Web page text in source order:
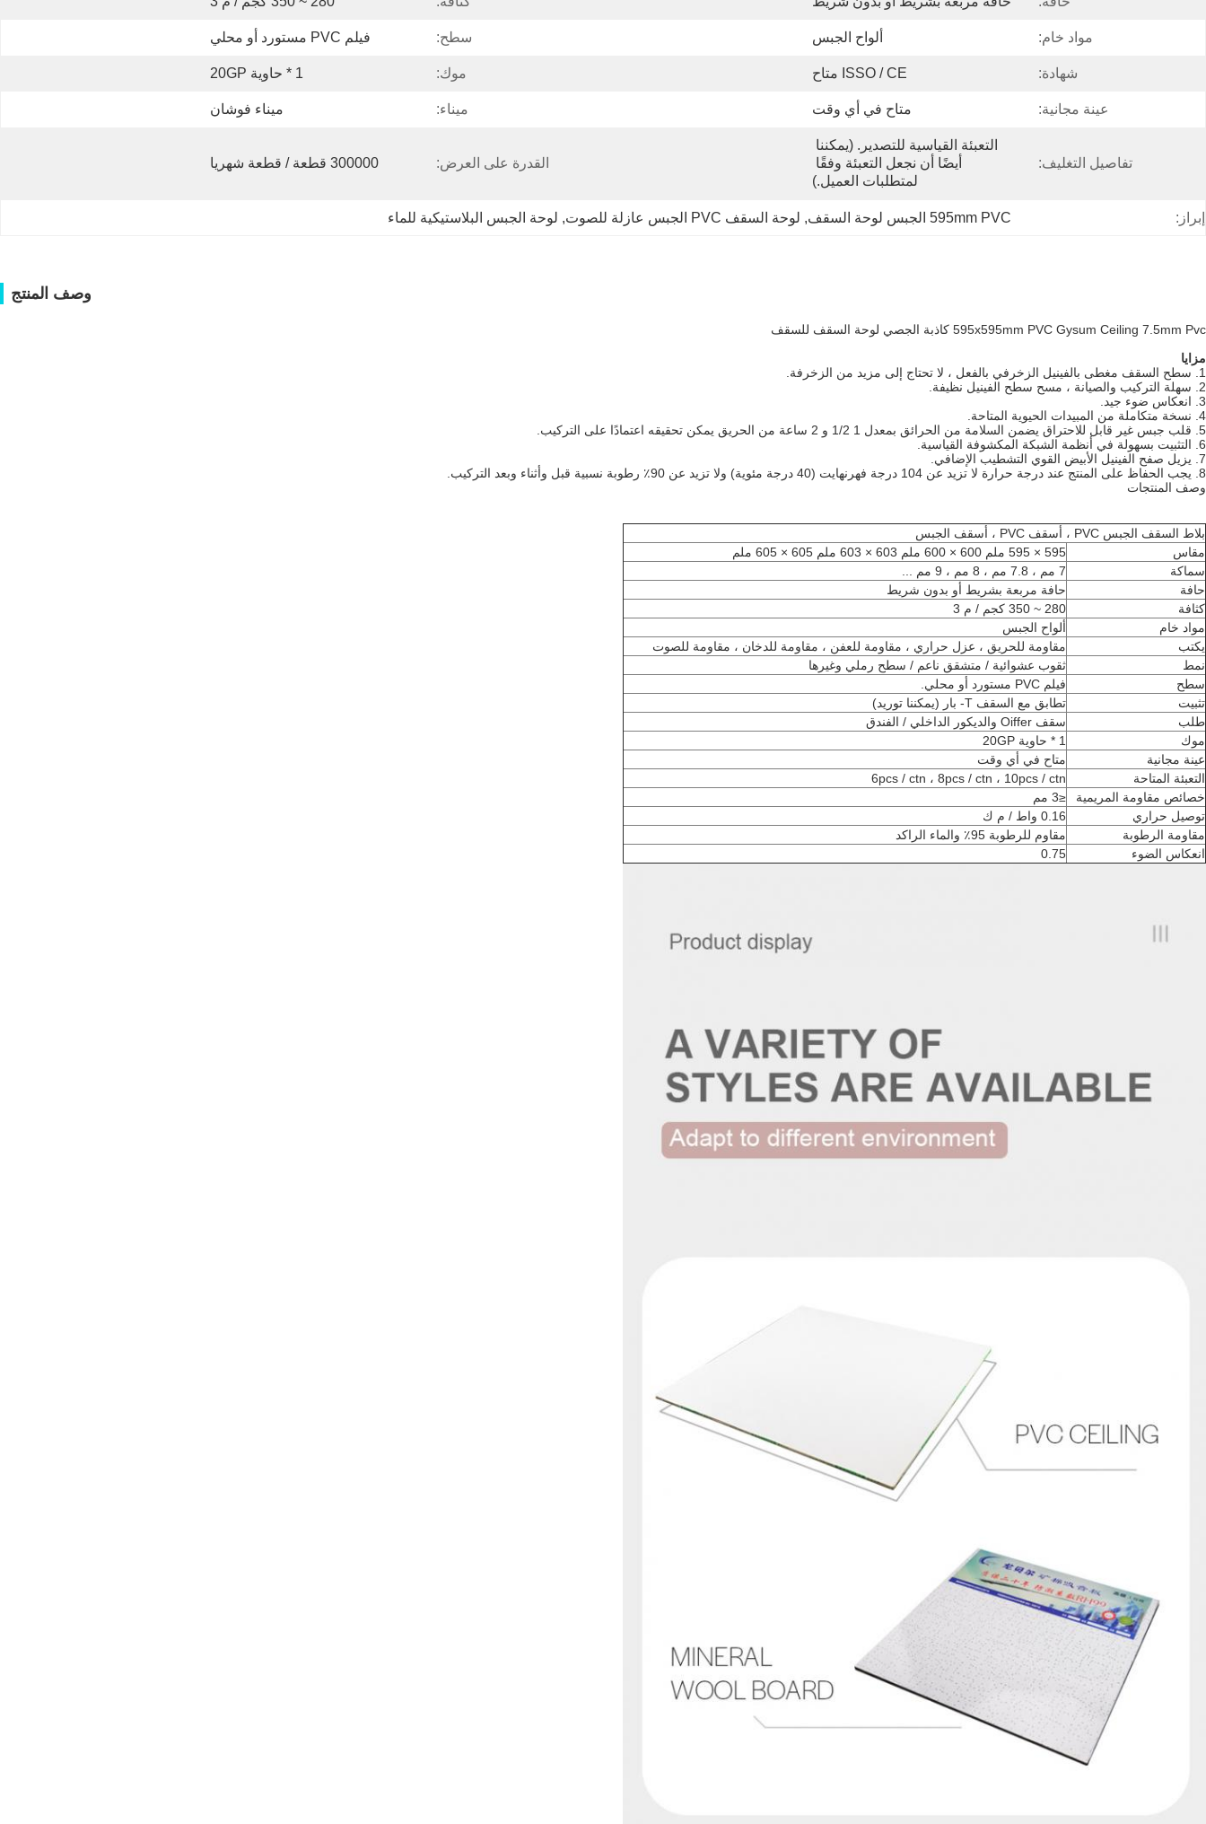
مواد خام: ألواح الجبس سطح: فيلم PVC مستورد أو محلي
شهادة: ISSO / CE متاح موك: 1 * حاوية 20GP
عينة مجانية: متاح في أي وقت ميناء: ميناء فوشان
تفاصيل التغليف:
لمتطلبات العميل.)
القدرة على العرض: 300000 قطعة / قطعة شهريا
إبراز: 595mm PVC الجبس لوحة السقف , لوحة السقف PVC الجبس عازلة للصوت , لوحة الجبس البلاستيكية للماء
وصف المنتج
595x595mm PVC Gysum Ceiling 7.5mm Pvc كاذبة الجصي لوحة السقف للسقف
مزايا
1. سطح السقف مغطى بالفينيل الزخرفي بالفعل ، لا تحتاج إلى مزيد من الزخرفة.
2. سهلة التركيب والصيانة ، مسح سطح الفينيل نظيفة.
3. انعكاس ضوء جيد.
4. نسخة متكاملة من المبيدات الحيوية المتاحة.
5. قلب جبس غير قابل للاحتراق يضمن السلامة من الحرائق بمعدل 1 1/2 و 2 ساعة من الحريق يمكن تحقيقه اعتمادًا على التركيب.
6. التثبيت بسهولة في أنظمة الشبكة المكشوفة القياسية.
7. يزيل صفح الفينيل الأبيض القوي التشطيب الإضافي.
8. يجب الحفاظ على المنتج عند درجة حرارة لا تزيد عن 104 درجة فهرنهايت (40 درجة مئوية) ولا تزيد عن 90٪ رطوبة نسبية قبل وأثناء وبعد التركيب.
وصف المنتجات
بلاط السقف الجبس PVC ، أسقف PVC ، أسقف الجبس
مقاس
595 × 595 ملم 600 × 600 ملم 603 × 603 ملم 605 × 605 ملم
سماكة
7 مم ، 7.8 مم ، 8 مم ، 9 مم ...
حافة
حافة مربعة بشريط أو بدون شريط
كثافة
280 ~ 350 كجم / م 3
مواد خام
ألواح الجبس
يكتب
مقاومة للحريق ، عزل حراري ، مقاومة للعفن ، مقاومة للدخان ، مقاومة للصوت
نمط
ثقوب عشوائية / متشقق ناعم / سطح رملي وغيرها
سطح
فيلم PVC مستورد أو محلي.
تثبيت
تطابق مع السقف T- بار (يمكننا توريد)
طلب
سقف Oiffer والديكور الداخلي / الفندق
موك
1 * حاوية 20GP
عينة مجانية
متاح في أي وقت
التعبئة المتاحة
6pcs / ctn ، 8pcs / ctn ، 10pcs / ctn
خصائص مقاومة المريمية
≤3 مم
توصيل حراري
0.16 واط / م ك
مقاومة الرطوبة
مقاوم للرطوبة 95٪ والماء الراكد
انعكاس الضوء
0.75